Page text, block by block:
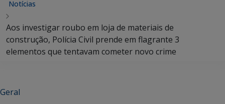
Notícias
Aos investigar roubo em loja de materiais de
construção, Polícia Civil prende em flagrante 3
elementos que tentavam cometer novo crime
Geral